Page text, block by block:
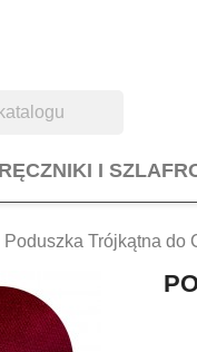
I
Poduszka Trójkątna do